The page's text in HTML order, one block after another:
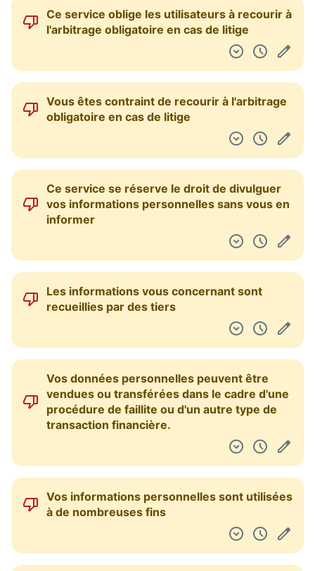
Ce service oblige les utilisateurs à recourir à
l'arbitrage obligatoire en cas de litige
Vous êtes contraint de recourir à l'arbitrage
obligatoire en cas de litige
Ce service se réserve le droit de divulguer
vos informations personnelles sans vous en
informer
Les informations vous concernant sont
recueillies par des tiers
Vos données personnelles peuvent être
vendues ou transférées dans le cadre d'une
procédure de faillite ou d'un autre type de
transaction financière.
Vos informations personnelles sont utilisées
à de nombreuses fins